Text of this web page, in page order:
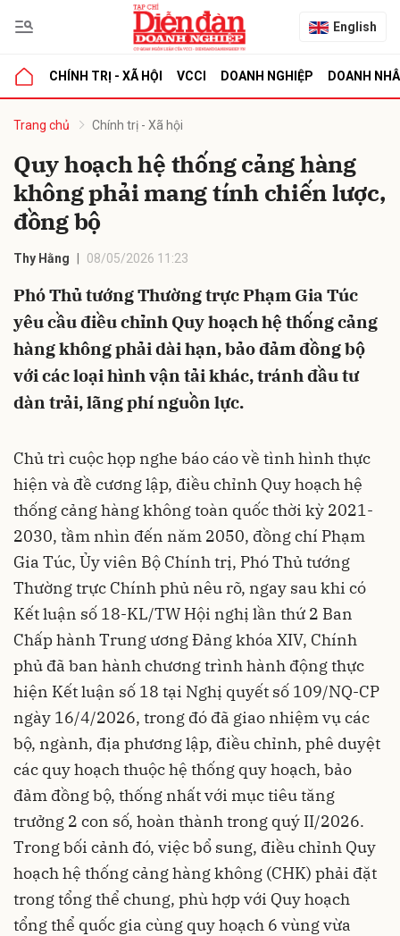
English
CHÍNH TRỊ - XÃ HỘI VCCI DOANH NGHIỆP DOANH
Trang chủ Chính trị - Xã hội
Quy hoạch hệ thống cảng hàng
không phải mang tính chiến lược,
đồng bộ
Thy Hằng 08/05/2026 11:23
Phó Thủ tướng Thường trực Phạm Gia Túc
yêu cầu điều chỉnh Quy hoạch hệ thống cảng
hàng không phải dài hạn, bảo đảm đồng bộ
với các loại hình vận tải khác, tránh đầu tư
dàn trải, lãng phí nguồn lực.
Chủ trì cuộc họp nghe báo cáo về tình hình thực
hiện và đề cương lập, điều chỉnh Quy hoạch hệ
thống cảng hàng không toàn quốc thời kỳ 2021-
2030, tầm nhìn đến năm 2050, đồng chí Phạm
Gia Túc, Ủy viên Bộ Chính trị, Phó Thủ tướng
Thường trực Chính phủ nêu rõ, ngay sau khi có
Kết luận số 18-KL/TW Hội nghị lần thứ 2 Ban
Chấp hành Trung ương Đảng khóa XIV, Chính
phủ đã ban hành chương trình hành động thực
hiện Kết luận số 18 tại Nghị quyết số 109/NQ-CP
ngày 16/4/2026, trong đó đã giao nhiệm vụ các
bộ, ngành, địa phương lập, điều chỉnh, phê duyệt
các quy hoạch thuộc hệ thống quy hoạch, bảo
đảm đồng bộ, thống nhất với mục tiêu tăng
trưởng 2 con số, hoàn thành trong quý II/2026.
Trong bối cảnh đó, việc bổ sung, điều chỉnh Quy
hoạch hệ thống cảng hàng không (CHK) phải đặt
trong tổng thể chung, phù hợp với Quy hoạch
tổng thể quốc gia cùng quy hoạch 6 vùng vừa
luận
Hủy